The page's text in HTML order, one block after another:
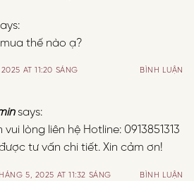
thế nào ạ?
AT 11:20 SÁNG BÌNH LUẬN
says:
vui lòng liên hệ Hotline: 0913851313
tư vấn chi tiết. Xin cảm ơn!
5, 2025 AT 11:32 SÁNG BÌNH LUẬN